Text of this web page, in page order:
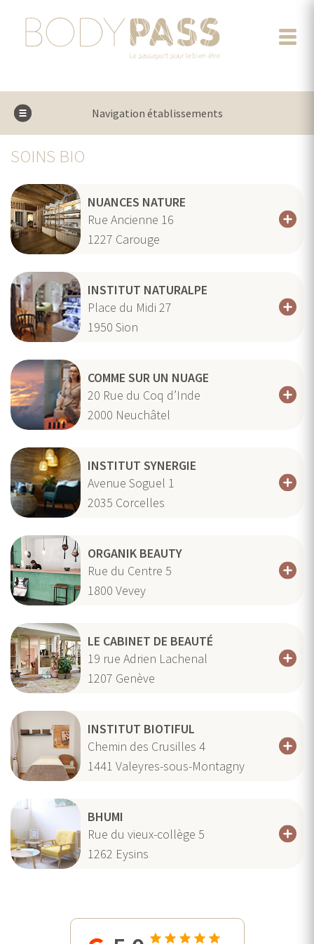
Navigation établissements
SOINS BIO
NUANCES NATURE
Rue Ancienne 16
1227 Carouge
INSTITUT NATURALPE
Place du Midi 27
1950 Sion
COMME SUR UN NUAGE
20 Rue du Coq d’Inde
2000 Neuchâtel
INSTITUT SYNERGIE
Avenue Soguel 1
2035 Corcelles
ORGANIK BEAUTY
Rue du Centre 5
1800 Vevey
LE CABINET DE BEAUTÉ
19 rue Adrien Lachenal
1207 Genève
INSTITUT BIOTIFUL
Chemin des Crusilles 4
1441 Valeyres-sous-Montagny
BHUMI
Rue du vieux-collège 5
1262 Eysins